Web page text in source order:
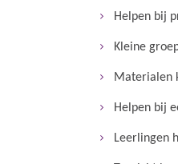
Helpen bij
Kleine
Materialen
Helpen bij
Leerlingen